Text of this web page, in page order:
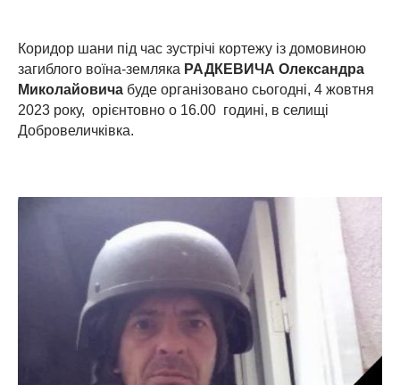
Коридор шани під час зустрічі кортежу із домовиною
загиблого воїна-земляка РАДКЕВИЧ А Олександра
Миколайовича буде організовано сьогодні, 4 жовтня
2023 року, орієнтовно о 16.00 годині, в селищі
Добровеличківка.